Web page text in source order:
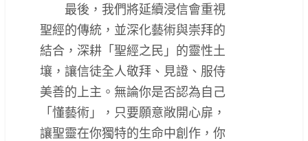
最後，我們將延續浸信會重視
聖經的傳統，並深化藝術與崇拜的
結合，深耕「聖經之民」的靈性土
壤，讓信徒全人敬拜、見證、服侍
美善的上主。無論你是否認為自己
「懂藝術」，只要願意敞開心扉，
讓聖靈在你獨特的生命中創作，你